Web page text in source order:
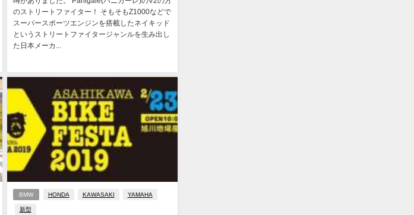
のストリートファイター！ そもそもZ1000などで
スーパースポーツエンジンを搭載したネイキッド
というストリートファイタージャンルを生み出し
た日本メーカ...
BMW HONDA KAWASAKI YAMAHA
新型